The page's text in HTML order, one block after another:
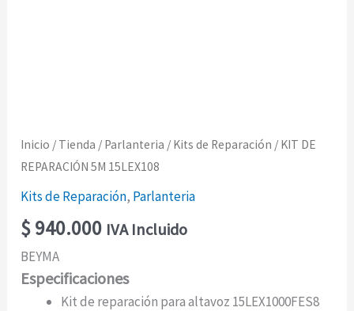
Inicio / Tienda / Parlanteria / Kits de Reparación / KIT DE
REPARACIÓN 5M 15LEX108
Kits de Reparación, Parlanteria
$940.000 IVA Incluido
BEYMA
Especificaciones
Kit de reparación para altavoz 15LEX1000FES8